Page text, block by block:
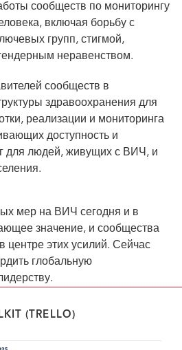
сообществ по мониторингу
включая борьбу с
групп, стигмой,
неравенством.
сообществ в
здравоохранения для
реализации и мониторинга
доступность и
для людей, живущих с ВИЧ, и
мер на ВИЧ сегодня и в
значение, и сообщества
центре этих усилий. Сейчас
глобальную
(TRELLO)